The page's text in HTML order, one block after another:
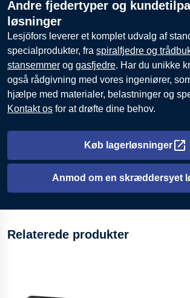
Andre fjedertyper og
løsninger
Lesjöfors leverer et komplet udvalg af
specialprodukter, fra spiralfjedre og
stansemmer og gasfjedre. Har du unikke
også rådgivning med vores ingeniører,
hjælpe med materialer, belastninger og
Kontakt os for at drøfte dine behov.
Køb lagerløsninger
Åbnes i en
Anmod om en skræddersyet
Relaterede produkter